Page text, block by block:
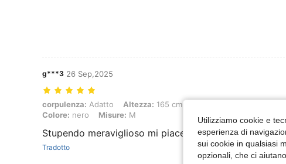
g***3 26 Sep,2025
corpulenza: Adatto, Altezza: 165 cm / 65 in, Peso: 65 kg / 143 lbs, Forma
corpulenza: Adatto Altezza: 165 cm / 65 in
Colore: nero Misure: M
Stupendo meraviglioso mi piace top devo ricevere
Tradotto
Utilizziamo cookie e
esperienza di
sui cookie in qualsiasi
opzionali, che ci